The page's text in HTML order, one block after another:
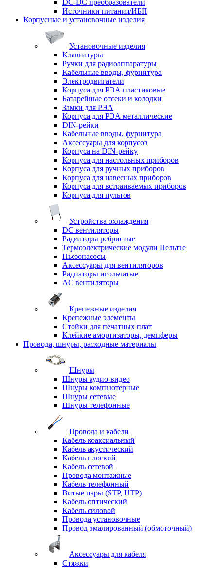
DC-DC преобразователи
Источники питания/ИБП
Корпусные и установочные изделия
Установочные изделия
Клавиатуры
Ручки для радиоаппаратуры
Кабельные вводы, фурнитура
Электродвигатели
Корпуса для РЭА пластиковые
Батарейные отсеки и колодки
Замки для РЭА
Корпуса для РЭА металлические
DIN-рейки
Кабельные вводы, фурнитура
Аксессуары для корпусов
Корпуса на DIN-рейку
Корпуса для настольных приборов
Корпуса для ручных приборов
Корпуса для навесных приборов
Корпуса для встраиваемых приборов
Корпуса для пультов
Устройства охлаждения
DC вентиляторы
Радиаторы ребристые
Термоэлектрические модули Пельтье
Пьезонасосы
Аксессуары для вентиляторов
Радиаторы игольчатые
AC вентиляторы
Крепежные изделия
Крепежные элементы
Стойки для печатных плат
Клейкие амортизаторы, демпферы
Провода, шнуры, расходные материалы
Шнуры
Шнуры аудио-видео
Шнуры компьютерные
Шнуры сетевые
Шнуры телефонные
Провода и кабели
Кабель коаксиальный
Кабель акустический
Кабель плоский
Кабель сетевой
Провода монтажные
Кабель телефонный
Витые пары (STP, UTP)
Кабель оптический
Кабель силовой
Провода установочные
Провод эмалированный (обмоточный)
Аксессуары для кабеля
Стяжки